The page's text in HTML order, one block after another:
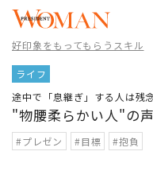
好印象をもってもらうスキル
ライフ
途中で「息継ぎ」する人は残
"物腰柔らかい人"の
#プレゼン #目標 #抱負